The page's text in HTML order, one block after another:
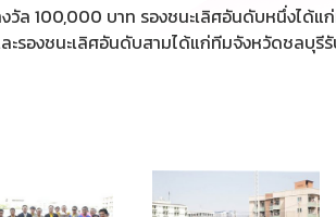
วัล 100,000 บาท รองชนะเลิศอันดับหนึ่งได้
รองชนะเลิศอันดับสามได้แก่ทีมจังหวัดชลบุรี